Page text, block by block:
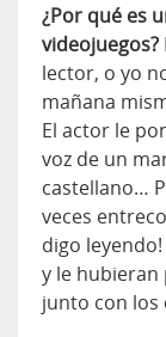
¿Por qué es
videojuegos?
lector, o yo
mañana
El actor le
voz de un
castellano…
veces
digo
y le hubieran
junto con los